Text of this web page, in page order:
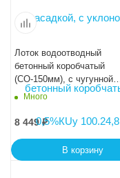
Лоток водоотводный
бетонный коробчатый
(СО-150мм), с чугунной
насадкой, с уклоном
(15).23(16,5)-BGZ-S, № -3
Много
8 449₽
В корзину